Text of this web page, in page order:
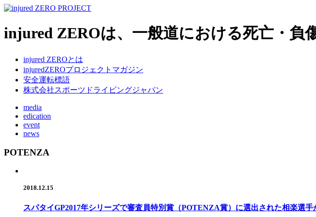
injured ZEROは、一般道における死亡・負
injured ZEROとは
injuredZEROプロジェクトマガジン
安全運転標語
株式会社スポーツドライビングジャパン
media
edication
event
news
POTENZA
2018.12.15
スパタイGP2017年シリーズで審査員特別賞（POTENZA賞）に選出された相楽選手